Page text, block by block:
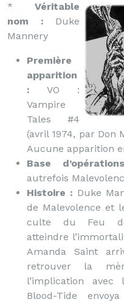
* Véritable
nom : Duke
Mannery
Première
apparition
: VO :
Vampire
Tales #4
(avril 1974, par Don
Aucune apparition
Base
autrefois
Histoire : Duke
de Malevolence et
culte du Feu
atteindre
Amanda Saint
retrouver la
l’implication
Blood-Tide